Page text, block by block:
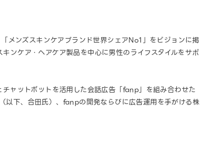
メンズスキンケアブランド世界シェアNo1」をビジョンに掲
ンケア・ヘアケア製品を中心に男性のライフスタイルをサポ
チャットボットを活用した会話広告「fanp」を組み合わせた
以下、合田氏）、fanpの開発ならびに広告運用を手がける株